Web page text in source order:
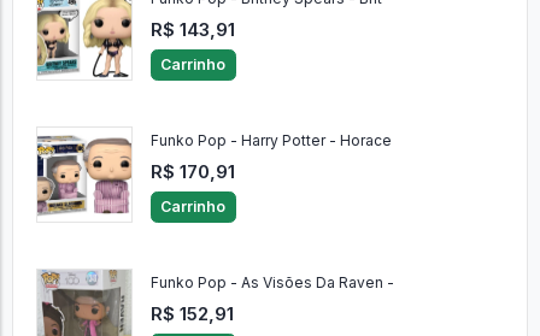
R$ 143,91
Carrinho
Funko Pop - Harry Potter - Horace
R$ 170,91
Carrinho
Funko Pop - As Visões Da Raven -
R$ 152,91